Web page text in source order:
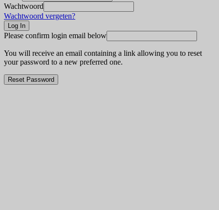
Wachtwoord
Wachtwoord vergeten?
Please confirm login email below
You will receive an email containing a link allowing you to reset
your password to a new preferred one.